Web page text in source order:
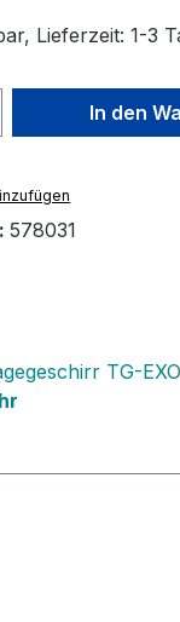
Lieferzeit: 1-3
GibIn den
578031
TG-